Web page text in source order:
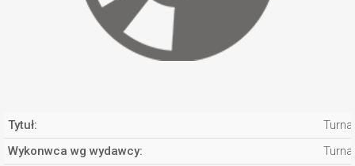
Tytuł:
Wykonwca wg wydawcy: